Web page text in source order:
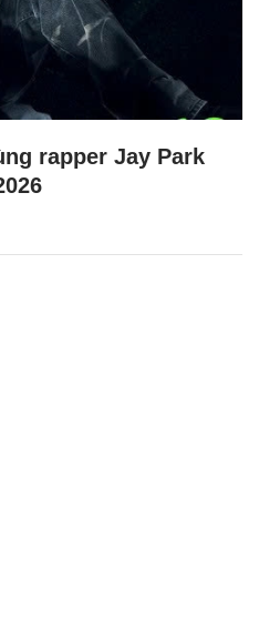
rapper Jay Park